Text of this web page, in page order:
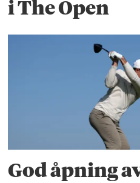
i The Open
God åpning